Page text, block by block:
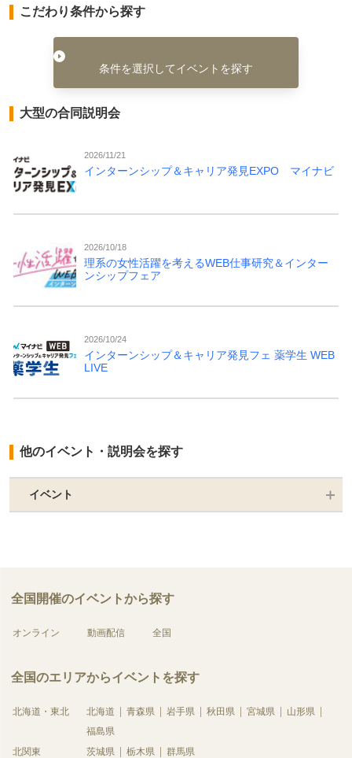
こだわり条件から探す
条件を選択してイベントを探す
大型の合同説明会
2026/11/21
インターンシップ＆キャリア発見EXPO マイナビ
2026/10/18
理系の女性活躍を考えるWEB仕事研究＆インター
ンシップフェア
2026/10/24
インターンシップ＆キャリア発見フェ 薬学生 WEB
LIVE
他のイベント・説明会を探す
イベント
全国開催のイベントから探す
オンライン 動画配信 全国
全国のエリアからイベントを探す
北海道・東北 北海道 青森県 岩手県 秋田県 宮城県
山形県
福島県
北関東
茨城県 栃木県 群馬県